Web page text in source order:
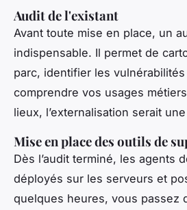
Audit de l'existant
Avant toute mise en place, un
indispensable. Il permet de
parc, identifier les
comprendre vos usages
lieux, l’externalisation serait
Mise en place des outils de
Dès l’audit terminé, les agents
déployés sur les serveurs et
quelques heures, vous passez